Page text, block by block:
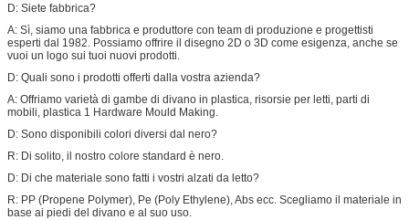
D: Siete fabbrica?
A: Sì, siamo una fabbrica e produttore con team di produzione e progettisti
esperti dal 1982. Possiamo offrire il disegno 2D o 3D come esigenza, anche se
vuoi un logo sui tuoi nuovi prodotti.
D: Quali sono i prodotti offerti dalla vostra azienda?
A: Offriamo varietà di gambe di divano in plastica, risorsie per letti, parti di
mobili, plastica 1 Hardware Mould Making.
D: Sono disponibili colori diversi dal nero?
R: Di solito, il nostro colore standard è nero.
D: Di che materiale sono fatti i vostri alzati da letto?
R: PP (Propene Polymer), Pe (Poly Ethylene), Abs ecc. Scegliamo il materiale in
base ai piedi del divano e al suo uso.